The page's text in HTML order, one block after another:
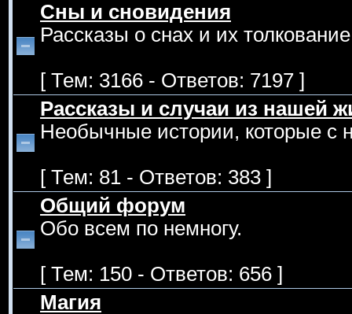
Сны и сновидения
Рассказы о снах и их
[ Тем: 3166 - Ответов: 7197 ]
Рассказы и случаи из нашей
Необычные истории, которые с
[ Тем: 81 - Ответов: 383 ]
Общий форум
Обо всем по немногу.
[ Тем: 150 - Ответов: 656 ]
Магия